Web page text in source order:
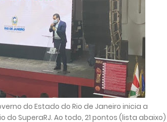
do Estado do Rio de Janeiro inicia a
SuperaRJ. Ao todo, 21 pontos (lista abaixo)